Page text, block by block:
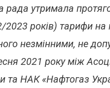
рада утримала
років) тарифи на
незмінними, не
2021 року між
та НАК «Нафтогаз